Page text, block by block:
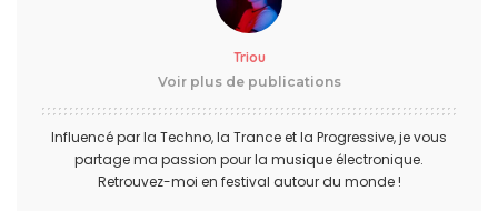
Triou
Voir plus de publications
Influencé par la Techno, la Trance et la Progressive, je vous
partage ma passion pour la musique électronique.
Retrouvez-moi en festival autour du monde !